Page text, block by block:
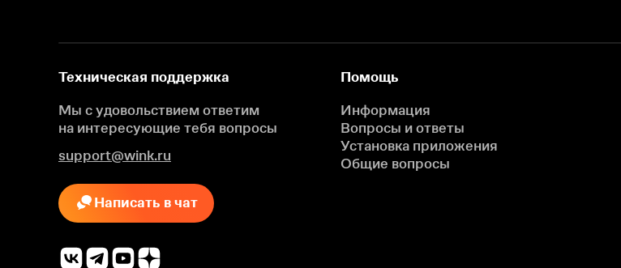
Техническая поддержка
Мы с удовольствием ответим
на интересующие тебя вопросы
support@wink.ru
Написать в чат
Помощь
Информация
Вопросы и ответы
Установка приложения
Общие вопросы